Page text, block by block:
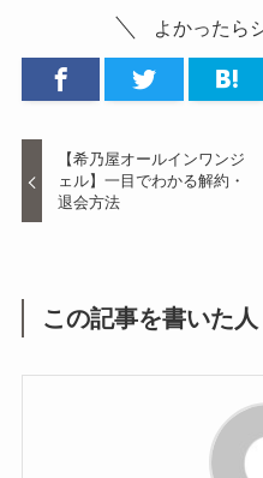
よかったら
【希乃屋オールインワンジ
ェル】一目でわかる解約・
退会方法
この記事を書いた人